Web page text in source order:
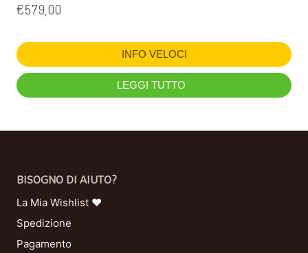
€579,00
INFO VELOCI
LEGGI TUTTO
BISOGNO DI AIUTO?
La Mia Wishlist ❤
Spedizione
Pagamento